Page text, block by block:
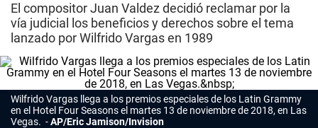
El compositor Juan Valdez decidió reclamar por la
vía judicial los beneficios y derechos sobre el tema
lanzado por Wilfrido Vargas en 1989
Wilfrido Vargas llega a los premios especiales de los Latin Grammy
en el Hotel Four Seasons el martes 13 de noviembre de 2018, en Las
Vegas.
AP/Eric Jamison/Invision